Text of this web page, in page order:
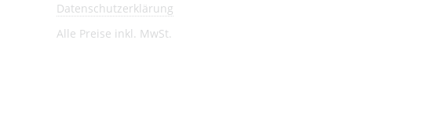
Datenschutzerklärung
Alle Preise inkl. MwSt.